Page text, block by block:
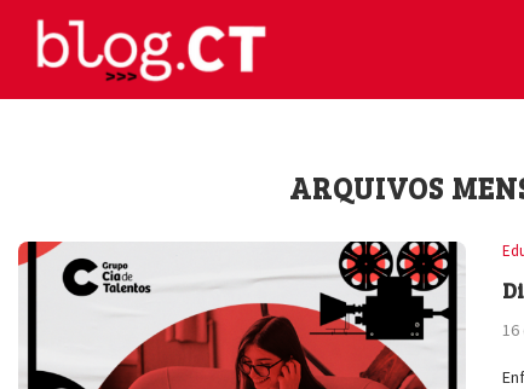
ARQUIVOS
16